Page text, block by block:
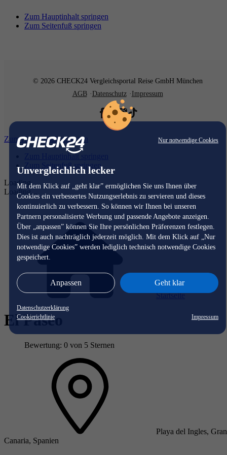
Nur notwendige Cookies
Unvergleichlich lecker
Mit dem Klick auf „geht klar” ermöglichen Sie uns Ihnen über
Cookies ein verbessertes Nutzungserlebnis zu servieren und dieses
kontinuierlich zu verbessern. So können wir Ihnen bei unseren
Partnern personalisierte Werbung und passende Angebote anzeigen.
Über „anpassen” können Sie Ihre persönlichen Präferenzen festlegen.
Dies ist auch nachträglich jederzeit möglich. Mit dem Klick auf „Nur
notwendige Cookies” werden lediglich technisch notwendige Cookies
gespeichert.
Anpassen Geht klar
Datenschutzerklärung
Cookierichtlinie
Impressum
Zum Hauptinhalt springen
Zum Seitenfuß springen
© 2026 CHECK24 Vergleichsportal Reise GmbH München
AGB
Datenschutz Impressum
Zum Hauptinhalt springen
Zum Hauptinhalt springen
Zum Seitenfuß springen
Loading...
Loading...
Startseite
El Paseo
Bewertung: 0 von 5 Sternen
Playa del Ingles, Gran
Canaria, Spanien